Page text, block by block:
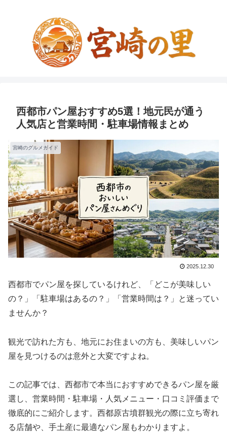
西都市パン屋おすすめ5選！地元民が通う
人気店と営業時間・駐車場情報まとめ
宮崎のグルメガイド
2025.12.30
西都市でパン屋を探しているけれど、「どこが美味しい
の？」「駐車場はあるの？」「営業時間は？」と迷ってい
ませんか？
観光で訪れた方も、地元にお住まいの方も、美味しいパン
屋を見つけるのは意外と大変ですよね。
この記事では、西都市で本当におすすめできるパン屋を厳
選し、営業時間・駐車場・人気メニュー・口コミ評価まで
徹底的にご紹介します。西都原古墳群観光の際に立ち寄れ
る店舗や、手土産に最適なパン屋もわかりますよ。